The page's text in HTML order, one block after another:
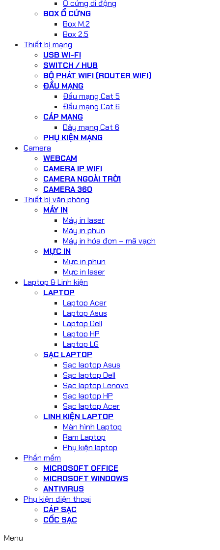
Ổ cứng di động
BOX Ổ CỨNG
Box M.2
Box 2.5
Thiết bị mạng
USB WI-FI
SWITCH / HUB
BỘ PHÁT WIFI (ROUTER WIFI)
ĐẦU MẠNG
Đầu mạng Cat 5
Đầu mạng Cat 6
CÁP MẠNG
Dây mạng Cat 6
PHỤ KIỆN MẠNG
Camera
WEBCAM
CAMERA IP WIFI
CAMERA NGOÀI TRỜI
CAMERA 360
Thiết bị văn phòng
MÁY IN
Máy in laser
Máy in phun
Máy in hóa đơn – mã vạch
MỰC IN
Mực in phun
Mực in laser
Laptop & Linh kiện
LAPTOP
Laptop Acer
Laptop Asus
Laptop Dell
Laptop HP
Laptop LG
SẠC LAPTOP
Sạc laptop Asus
Sạc laptop Dell
Sạc laptop Lenovo
Sạc laptop HP
Sạc laptop Acer
LINH KIỆN LAPTOP
Màn hình Laptop
Ram Laptop
Phụ kiện laptop
Phần mềm
MICROSOFT OFFICE
MICROSOFT WINDOWS
ANTIVIRUS
Phụ kiện điện thoại
CÁP SẠC
CỐC SẠC
Menu